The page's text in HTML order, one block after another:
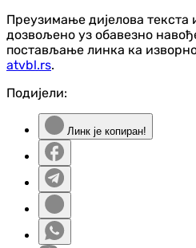
Преузимање дијелова текста
дозвољено уз обавезно
постављање линка ка
atvbl.rs.
Подијели:
Линк је копиран!